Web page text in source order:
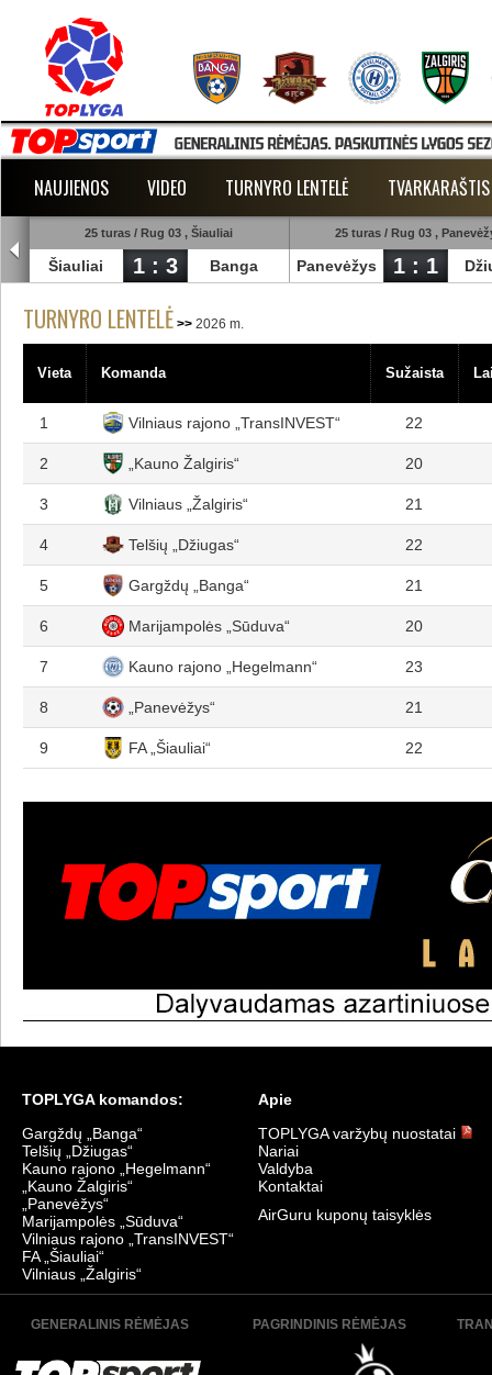
NAUJIENOS VIDEO TURNYRO LENTELĖ TVARKARAŠTIS
25 turas / Rug 03 , Šiauliai
Šiauliai 1 : 3 Banga
25 turas / Rug 03 ,
Panevėžys 1 : 1
TURNYRO LENTELĖ 2026 m.
Vieta Komanda Sužaista
1 Vilniaus rajono „TransINVEST“ 22
2 „Kauno Žalgiris“ 20
3 Vilniaus „Žalgiris“ 21
4 Telšių „Džiugas“ 22
5 Gargždų „Banga“ 21
6 Marijampolės „Sūduva“ 20
7 Kauno rajono „Hegelmann“ 23
8 „Panevėžys“ 21
9 FA „Šiauliai“ 22
TOPLYGA komandos:
Gargždų „Banga“
Telšių „Džiugas“
Kauno rajono „Hegelmann“
„Kauno Žalgiris“
„Panevėžys“
Marijampolės „Sūduva“
Vilniaus rajono „TransINVEST“
FA „Šiauliai“
Vilniaus „Žalgiris“
Apie
TOPLYGA varžybų nuostatai
Nariai
Valdyba
Kontaktai
AirGuru kuponų taisyklės
GENERALINIS RĖMĖJAS PAGRINDINIS RĖMĖJAS